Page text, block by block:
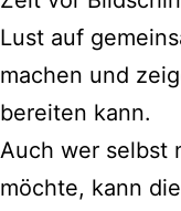
Lust auf
machen und
bereiten kann.
Auch wer selbst
möchte, kann